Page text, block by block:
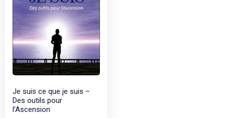
Je suis ce que je suis –
Des outils pour
l’Ascension